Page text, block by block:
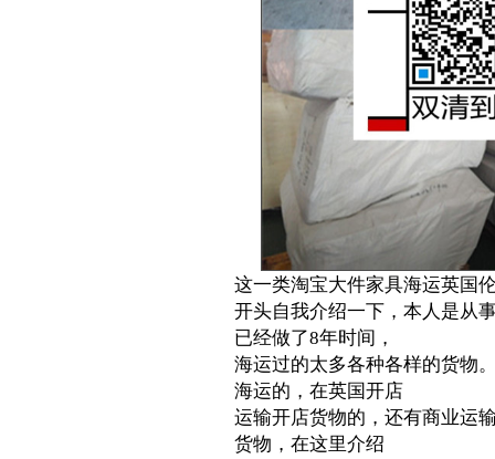
这一类淘宝大件家具海运英国
开头自我介绍一下，本人是从
已经做了8年时间，
海运过的太多各种各样的货物
海运的，在英国开店
运输开店货物的，还有商业运
货物，在这里介绍